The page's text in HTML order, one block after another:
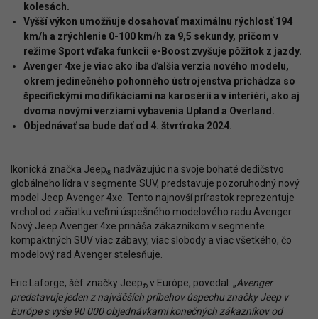
kolesách.
Vyšší výkon umožňuje dosahovať maximálnu rýchlosť 194
km/h a zrýchlenie 0-100 km/h za 9,5 sekundy, pričom v
režime Sport vďaka funkcii e-Boost zvyšuje pôžitok z jazdy.
Avenger 4xe je viac ako iba ďalšia verzia nového modelu,
okrem jedinečného pohonného ústrojenstva prichádza so
špecifickými modifikáciami na karosérii a v interiéri, ako aj
dvoma novými verziami vybavenia Upland a Overland.
Objednávať sa bude dať od 4. štvrťroka 2024.
Ikonická značka Jeep® nadväzujúc na svoje bohaté dedičstvo
globálneho lídra v segmente SUV, predstavuje pozoruhodný nový
model Jeep Avenger 4xe. Tento najnovší prírastok reprezentuje
vrchol od začiatku veľmi úspešného modelového radu Avenger.
Nový Jeep Avenger 4xe prináša zákazníkom v segmente
kompaktných SUV viac zábavy, viac slobody a viac všetkého, čo
modelový rad Avenger stelesňuje.
Eric Laforge, šéf značky Jeep® v Európe, povedal: „Avenger
predstavuje jeden z najväčších príbehov úspechu značky Jeep v
Európe s vyše 90 000 objednávkami konečných zákazníkov od